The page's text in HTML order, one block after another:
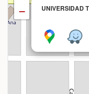
UNIVERSIDAD
−